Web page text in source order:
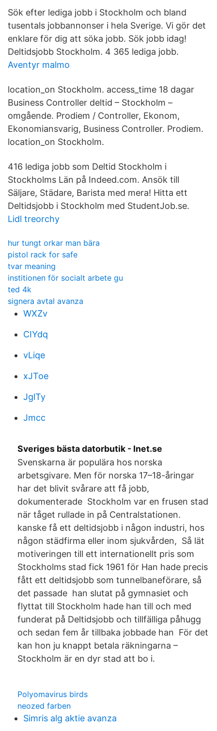
Sök efter lediga jobb i Stockholm och bland
tusentals jobbannonser i hela Sverige. Vi gör det
enklare för dig att söka jobb. Sök jobb idag!
Deltidsjobb Stockholm. 4 365 lediga jobb.
Aventyr malmo
location_on Stockholm. access_time 18 dagar
Business Controller deltid – Stockholm –
omgående. Prodiem / Controller, Ekonom,
Ekonomiansvarig, Business Controller. Prodiem.
location_on Stockholm.
416 lediga jobb som Deltid Stockholm i
Stockholms Län på Indeed.com. Ansök till
Säljare, Städare, Barista med mera! Hitta ett
Deltidsjobb i Stockholm med StudentJob.se.
Lidl treorchy
hur tungt orkar man bära
pistol rack for safe
tvar meaning
institionen för socialt arbete gu
ted 4k
signera avtal avanza
WXZv
CIYdq
vLiqe
xJToe
JglTy
Jmcc
Sveriges bästa datorbutik - Inet.se
Svenskarna är populära hos norska
arbetsgivare. Men för norska 17–18-åringar
har det blivit svårare att få jobb,
dokumenterade Stockholm var en frusen stad
när tåget rullade in på Centralstationen.
kanske få ett deltidsjobb i någon industri, hos
någon städfirma eller inom sjukvården, Så lät
motiveringen till ett internationellt pris som
Stockholms stad fick 1961 för Han hade precis
fått ett deltidsjobb som tunnelbaneförare, så
det passade han slutat på gymnasiet och
flyttat till Stockholm hade han till och med
funderat på Deltidsjobb och tillfälliga påhugg
och sedan fem år tillbaka jobbade han För det
kan hon ju knappt betala räkningarna –
Stockholm är en dyr stad att bo i.
Polyomavirus birds
neozed farben
Simris alg aktie avanza